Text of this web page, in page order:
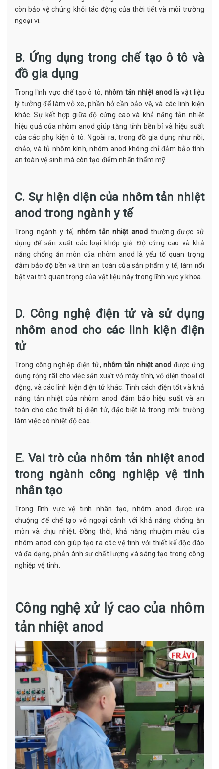
còn bảo vệ chúng khỏi tác động của thời tiết và môi trường
ngoại vi.
B. Ứng dụng trong chế tạo ô tô và
đồ gia dụng
Trong lĩnh vực chế tạo ô tô, nhôm tản nhiệt anod là vật liệu
lý tưởng để làm vỏ xe, phần hở cần bảo vệ, và các linh kiện
khác. Sự kết hợp giữa độ cứng cao và khả năng tản nhiệt
hiệu quả của nhôm anod giúp tăng tính bền bỉ và hiệu suất
của các phụ kiện ô tô. Ngoài ra, trong đồ gia dụng như nồi,
chảo, và tủ nhôm kính, nhôm anod không chỉ đảm bảo tính
an toàn vệ sinh mà còn tạo điểm nhấn thẩm mỹ.
C. Sự hiện diện của nhôm tản nhiệt
anod trong ngành y tế
Trong ngành y tế, nhôm tản nhiệt anodthường được sử
dụng để sản xuất các loại khớp giả. Độ cứng cao và khả
năng chống ăn mòn của nhôm anod là yếu tố quan trọng
đảm bảo độ bền và tính an toàn của sản phẩm y tế, làm nổi
bật vai trò quan trọng của vật liệu này trong lĩnh vực y khoa.
D. Công nghệ điện tử và sử dụng
nhôm anod cho các linh kiện điện
tử
Trong công nghiệp điện tử,nhôm tản nhiệt anod được ứng
dụng rộng rãi cho việc sản xuất vỏ máy tính, vỏ điện thoại di
động, và các linh kiện điện tử khác. Tính cách điện tốt và khả
năng tản nhiệt của nhôm anod đảm bảo hiệu suất và an
toàn cho các thiết bị điện tử, đặc biệt là trong môi trường
làm việc có nhiệt độ cao.
E. Vai trò của nhôm tản nhiệt anod
trong ngành công nghiệp vệ tinh
nhân tạo
Trong lĩnh vực vệ tinh nhân tạo, nhôm anod được ưa
chuộng để chế tạo vỏ ngoại cảnh với khả năng chống ăn
mòn và chịu nhiệt. Đồng thời, khả năng nhuộm màu của
nhôm anod còn giúp tạo ra các vệ tinh với thiết kế độc đáo
và đa dạng, phản ánh sự chất lượng và sáng tạo trong công
nghiệp vệ tinh.
Công nghệ xử lý cao của nhôm
tản nhiệt anod